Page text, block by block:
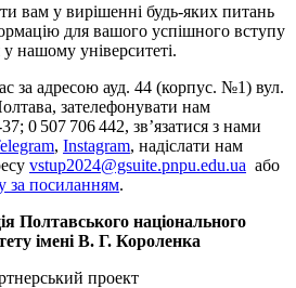
вам у вирішенні будь-яких питань
для вашого успішного вступу
нашому університеті.
за адресою ауд. 44 (корпус. №1) вул.
зателефонувати нам
0 507 706 442, зв’язатися з нами
, Instagram, надіслати нам
vstup2024@gsuite.pnpu.edu.ua або
за посиланням.
Полтавського національного
імені В. Г. Короленка
проект